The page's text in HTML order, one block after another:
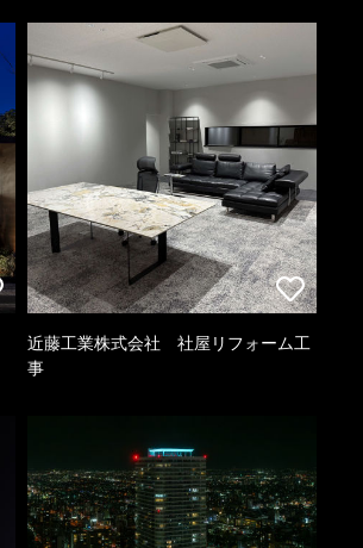
近藤工業株式会社 社屋リフォーム工
事